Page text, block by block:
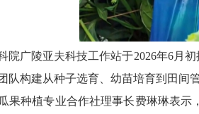
院广陵亚夫科技工作站于2026年6月
队构建从种子选育、幼苗培育到田间
果种植专业合作社理事长费琳琳表